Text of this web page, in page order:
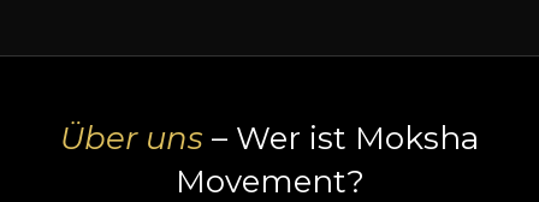
Über uns – Wer ist Moksha
Movement?